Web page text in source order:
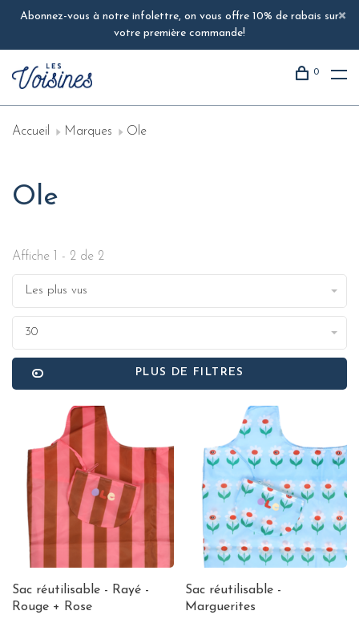
Abonnez-vous à notre infolettre, on vous offre 10% de rabais sur
votre première commande!
0
Accueil Marques Ole
Ole
Affiche 1 - 2 de 2
Les plus vus
30
PLUS DE FILTRES
Sac réutilisable - Rayé -
Rouge + Rose
Sac réutilisable -
Marguerites